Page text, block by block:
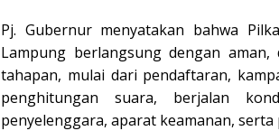
Pj. Gubernur menyatakan bahwa
Lampung berlangsung dengan aman,
tahapan, mulai dari pendaftaran,
penghitungan suara, berjalan
penyelenggara, aparat keamanan,